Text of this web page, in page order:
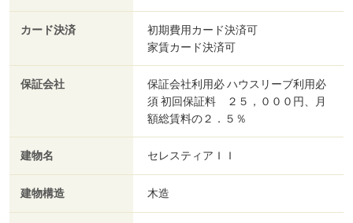
カード決済
初期費用カード決済可
家賃カード決済可
保証会社
保証会社利用必 ハウスリーブ利用必
須 初回保証料 ２５，０００円、月
額総賃料の２．５％
建物名 セレスティアＩＩ
建物構造 木造